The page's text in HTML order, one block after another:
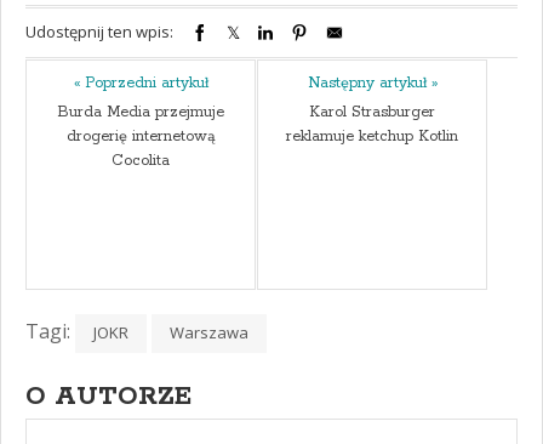
Udostępnij ten wpis:
« Poprzedni artykuł
Burda Media przejmuje
drogerię internetową
Cocolita
Następny artykuł »
Karol Strasburger
reklamuje ketchup Kotlin
Tagi: JOKR Warszawa
O AUTORZE